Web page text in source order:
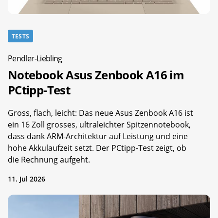
TESTS
Pendler-Liebling
Notebook Asus Zenbook A16 im
PCtipp-Test
Gross, flach, leicht: Das neue Asus Zenbook A16 ist
ein 16 Zoll grosses, ultraleichter Spitzennotebook,
dass dank ARM-Architektur auf Leistung und eine
hohe Akkulaufzeit setzt. Der PCtipp-Test zeigt, ob
die Rechnung aufgeht.
11. Jul 2026